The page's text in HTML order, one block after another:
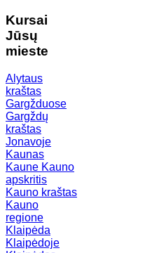
Kursai
Jūsų
mieste
Alytaus
kraštas
Gargžduose
Gargždų
kraštas
Jonavoje
Kaunas
Kaune Kauno
apskritis
Kauno kraštas
Kauno
regione
Klaipėda
Klaipėdoje